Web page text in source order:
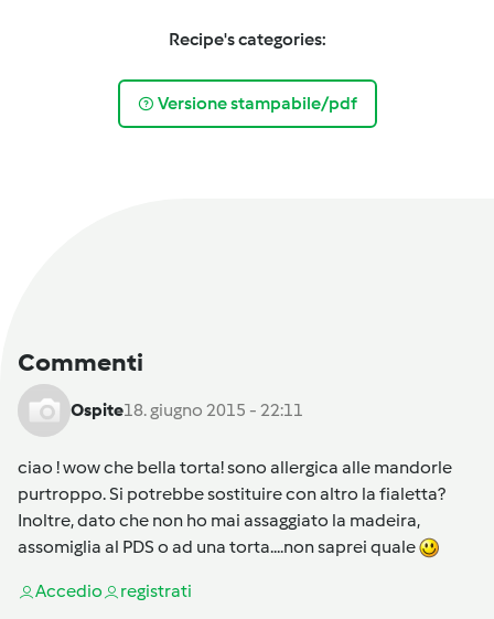
Recipe's categories:
Versione stampabile/pdf
Commenti
Ospite18. giugno 2015 - 22:11
ciao ! wow che bella torta! sono allergica alle mandorle
purtroppo. Si potrebbe sostituire con altro la fialetta?
Inoltre, dato che non ho mai assaggiato la madeira,
assomiglia al PDS o ad una torta....non saprei quale
Accedio registrati